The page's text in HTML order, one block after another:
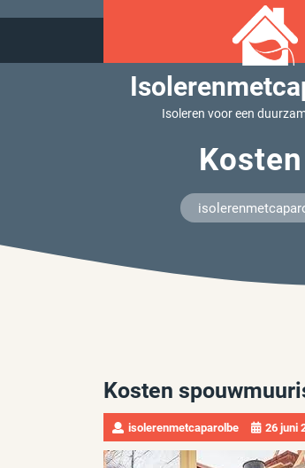
Isoleren voor een
Kosten
isolerenmetcaparolbe 26 juni